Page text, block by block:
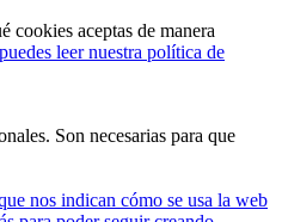
cookies aceptas de manera
puedes leer nuestra política de
Son necesarias para que
nos indican cómo se usa la web